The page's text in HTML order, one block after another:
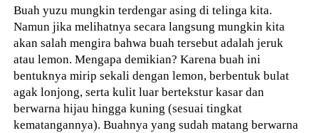
Buah yuzu mungkin terdengar asing di telinga kita.
Namun jika melihatnya secara langsung mungkin kita
akan salah mengira bahwa buah tersebut adalah jeruk
atau lemon. Mengapa demikian? Karena buah ini
bentuknya mirip sekali dengan lemon, berbentuk bulat
agak lonjong, serta kulit luar bertekstur kasar dan
berwarna hijau hingga kuning (sesuai tingkat
kematangannya). Buahnya yang sudah matang berwarna